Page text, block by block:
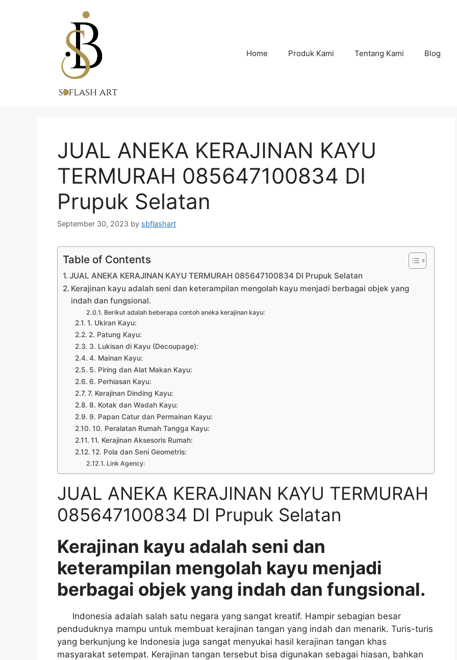
Home Produk Kami Tentang Kami Blog
JUAL ANEKA KERAJINAN KAYU
TERMURAH 085647100834 DI
Prupuk Selatan
September 30, 2023 by sbflashart
Table of Contents
JUAL ANEKA KERAJINAN KAYU TERMURAH 085647100834 DI Prupuk Selatan
Kerajinan kayu adalah seni dan keterampilan mengolah kayu menjadi berbagai objek yang
indah dan fungsional.
Berikut adalah beberapa contoh aneka kerajinan kayu:
1. Ukiran Kayu:
2. Patung Kayu:
3. Lukisan di Kayu (Decoupage):
4. Mainan Kayu:
5. Piring dan Alat Makan Kayu:
6. Perhiasan Kayu:
7. Kerajinan Dinding Kayu:
8. Kotak dan Wadah Kayu:
9. Papan Catur dan Permainan Kayu:
10. Peralatan Rumah Tangga Kayu:
11. Kerajinan Aksesoris Rumah:
12. Pola dan Seni Geometris:
Link Agency:
JUAL ANEKA KERAJINAN KAYU TERMURAH
085647100834 DI Prupuk Selatan
Kerajinan kayu adalah seni dan
keterampilan mengolah kayu menjadi
berbagai objek yang indah dan fungsional.
Indonesia adalah salah satu negara yang sangat kreatif. Hampir sebagian besar
penduduknya mampu untuk membuat kerajinan tangan yang indah dan menarik. Turis-turis
yang berkunjung ke Indonesia juga sangat menyukai hasil kerajinan tangan khas
masyarakat setempat. Kerajinan tangan tersebut bisa digunakan sebagai hiasan, bahkan